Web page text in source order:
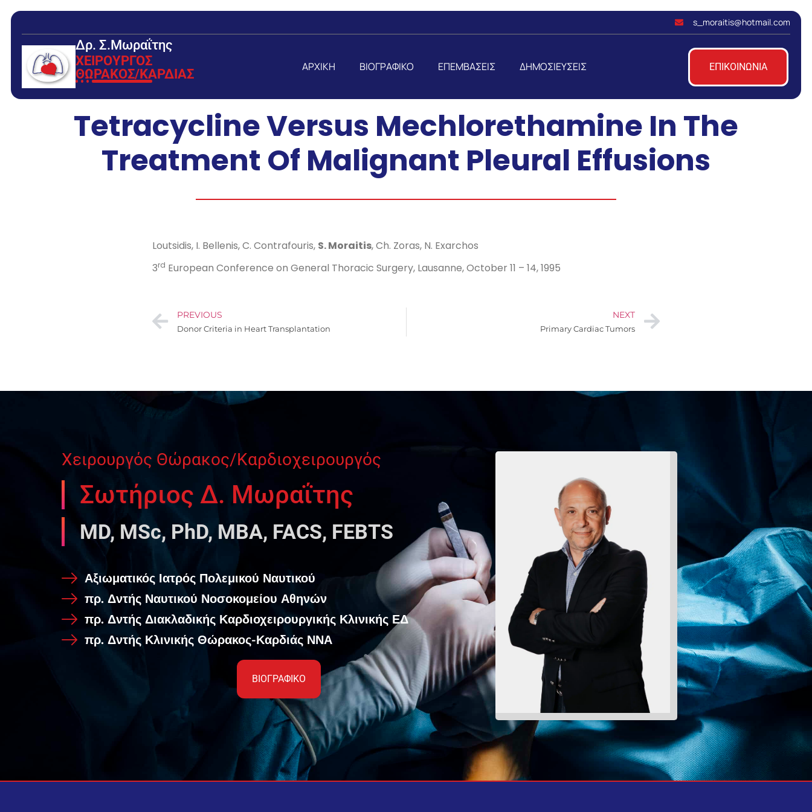
s_moraitis@hotmail.com
Δρ. Σ.Μωραΐτης
ΧΕΙΡΟΥΡΓΟΣ
ΘΩΡΑΚΟΣ/ΚΑΡΔΙΑΣ
ΑΡΧΙΚΗ ΒΙΟΓΡΑΦΙΚΟ ΕΠΕΜΒΑΣΕΙΣ ΔΗΜΟΣΙΕΥΣΕΙΣ ΕΠΙΚΟΙΝΩΝΙΑ
Tetracycline Versus Mechlorethamine In The
Treatment Of Malignant Pleural Effusions
Loutsidis, I. Bellenis, C. Contrafouris, S. Moraitis, Ch. Zoras, N. Exarchos
3rd European Conference on General Thoracic Surgery, Lausanne, October 11 – 14, 1995
PREVIOUS
Donor Criteria in Heart Transplantation
NEXT
Primary Cardiac Tumors
Χειρουργός Θώρακος/Καρδιοχειρουργός
Σωτήριος Δ. Μωραΐτης
MD, MSc, PhD, MBA, FACS, FEBTS
Αξιωματικός Ιατρός Πολεμικού Ναυτικού
πρ. Δντής Ναυτικού Νοσοκομείου Αθηνών
πρ. Δντής Διακλαδικής Καρδιοχειρουργικής Κλινικής ΕΔ
πρ. Δντής Κλινικής Θώρακος-Καρδιάς ΝΝΑ
ΒΙΟΓΡΑΦΙΚΟ